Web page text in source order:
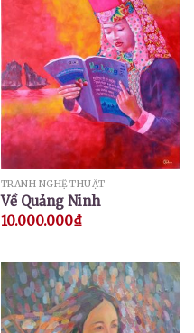
TRANH NGHỆ THUẬT
Về Quảng Ninh
10.000.000₫